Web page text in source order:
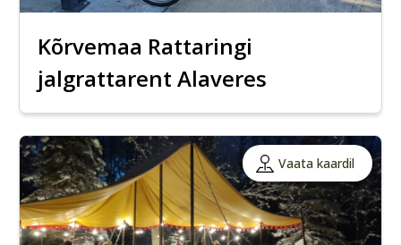
Kõrvemaa Rattaringi
jalgrattarent Alaveres
Vaata kaardil